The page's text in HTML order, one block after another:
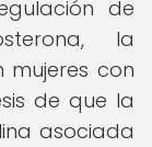
de
la
con
de que la
asociada